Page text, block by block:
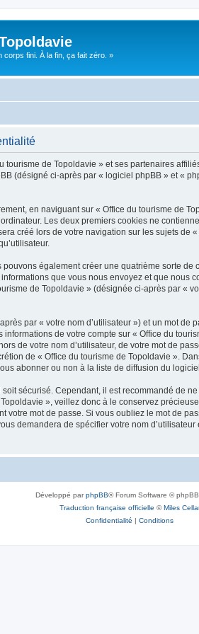
fini. À la fin, ça fait zéro. »
de Topoldavie » et ses partenaires
(désigné ci-après par « logiciel phpBB » et «
en naviguant sur « Office du tourisme de
Les deux premiers cookies ne
créé lors de votre navigation sur les sujets de
également créer une quatrième sorte
que vous nous envoyez et que
de Topoldavie » (désignée ci-après par «
par « votre nom d’utilisateur ») et un mot
de votre compte sur « Office du
de votre nom d’utilisateur, de votre mot de
de « Office du tourisme de Topoldavie ».
abonner ou non à la liste de diffusion du
sécurisé. Cependant, il est recommandé de
», veillez donc à le conservez
mot de passe. Si vous oubliez le mot de
demandera de spécifier votre nom
Développé parphpBB® Forum Software ©
Traduction française officielle ©Miles
Confidentialité | Conditions